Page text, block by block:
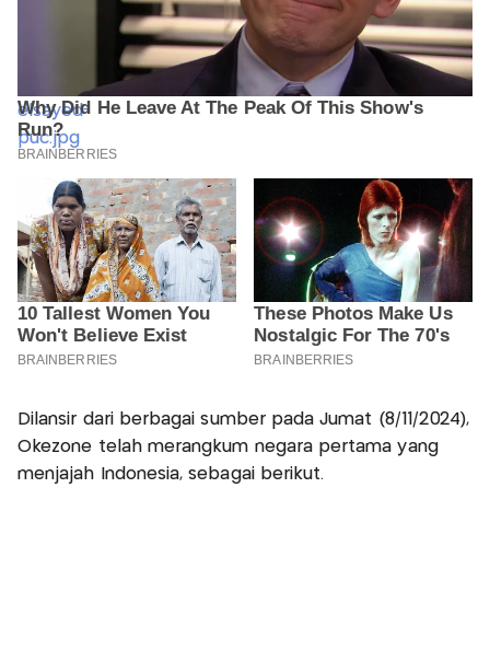
Dilansir dari berbagai sumber pada Jumat (8/11/2024),
Okezone telah merangkum negara pertama yang
menjajah Indonesia, sebagai berikut.